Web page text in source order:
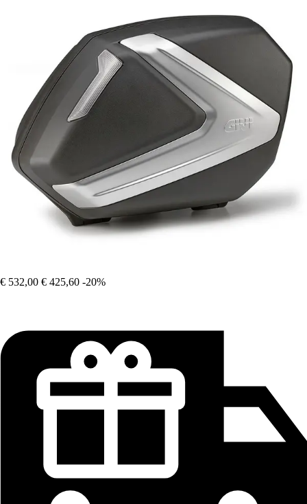
€ 532,00 € 425,60 -20%